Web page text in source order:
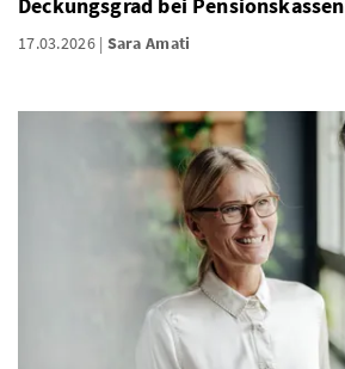
17.03.2026 Sara Amati